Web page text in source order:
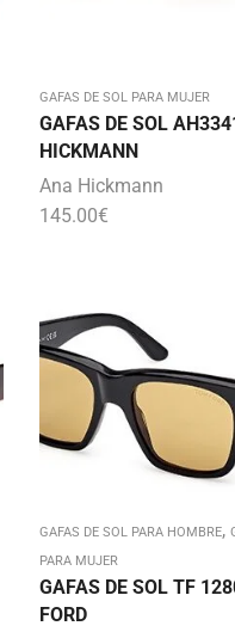
GAFAS DE SOL PARA MUJER
GAFAS DE SOL
HICKMANN
Ana Hickmann
145.00€
GAFAS DE SOL PARA HOMBRE,
PARA MUJER
GAFAS DE SOL TF
FORD